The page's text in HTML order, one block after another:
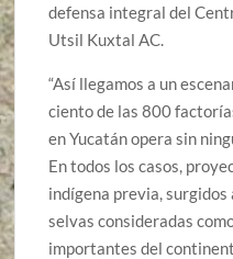
defensa integral del
Utsil Kuxtal AC.
“Así llegamos a un
ciento de las 800
en Yucatán opera sin
En todos los casos,
indígena previa,
selvas consideradas
importantes del